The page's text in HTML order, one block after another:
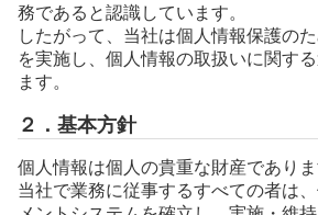
務であると認識しています。
したがって、当社は個人情報保護の
を実施し、個人情報の取扱いに関す
ます。
２．基本方針
個人情報は個人の貴重な財産でありま
当社で業務に従事するすべての者は